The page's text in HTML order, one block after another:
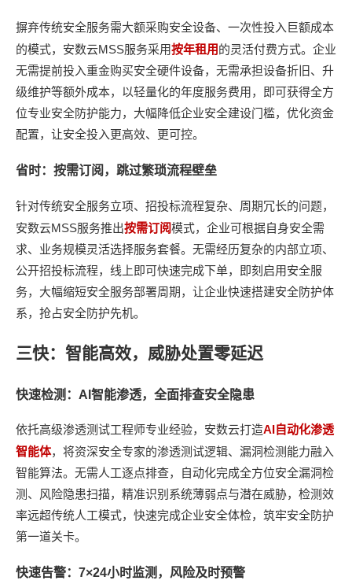
摒弃传统安全服务需大额采购安全设备、一次性投入巨额成本
的模式，安数云MSS服务采用按年租用的灵活付费方式。企业
无需提前投入重金购买安全硬件设备，无需承担设备折旧、升
级维护等额外成本，以轻量化的年度服务费用，即可获得全方
位专业安全防护能力，大幅降低企业安全建设门槛，优化资金
配置，让安全投入更高效、更可控。
省时：按需订阅，跳过繁琐流程壁垒
针对传统安全服务立项、招投标流程复杂、周期冗长的问题，
安数云MSS服务推出按需订阅模式，企业可根据自身安全需
求、业务规模灵活选择服务套餐。无需经历复杂的内部立项、
公开招投标流程，线上即可快速完成下单，即刻启用安全服
务，大幅缩短安全服务部署周期，让企业快速搭建安全防护体
系，抢占安全防护先机。
三快：智能高效，威胁处置零延迟
快速检测： AI 智能渗透，全面排查安全隐患
依托高级渗透测试工程师专业经验，安数云打造AI 自动化渗透
智能体，将资深安全专家的渗透测试逻辑、漏洞检测能力融入
智能算法。无需人工逐点排查，自动化完成全方位安全漏洞检
测、风险隐患扫描，精准识别系统薄弱点与潜在威胁，检测效
率远超传统人工模式，快速完成企业安全体检，筑牢安全防护
第一道关卡。
快速告警： 7×24小时监测，风险及时预警